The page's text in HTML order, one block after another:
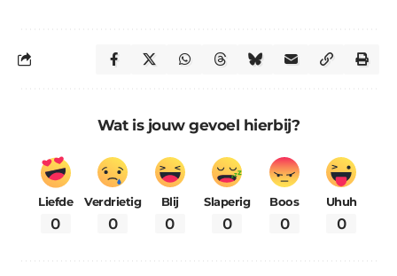
Wat is jouw gevoel hierbij?
Liefde
0
Verdrietig
0
Blij
0
Slaperig
0
Boos
0
Uhuh
0